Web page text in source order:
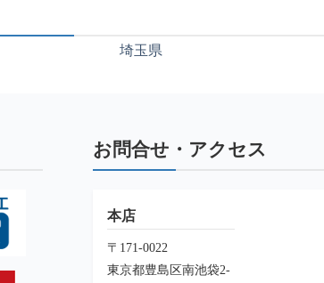
埼玉県
お問合せ・アクセス
本店
〒171-0022
東京都豊島区南池袋2-